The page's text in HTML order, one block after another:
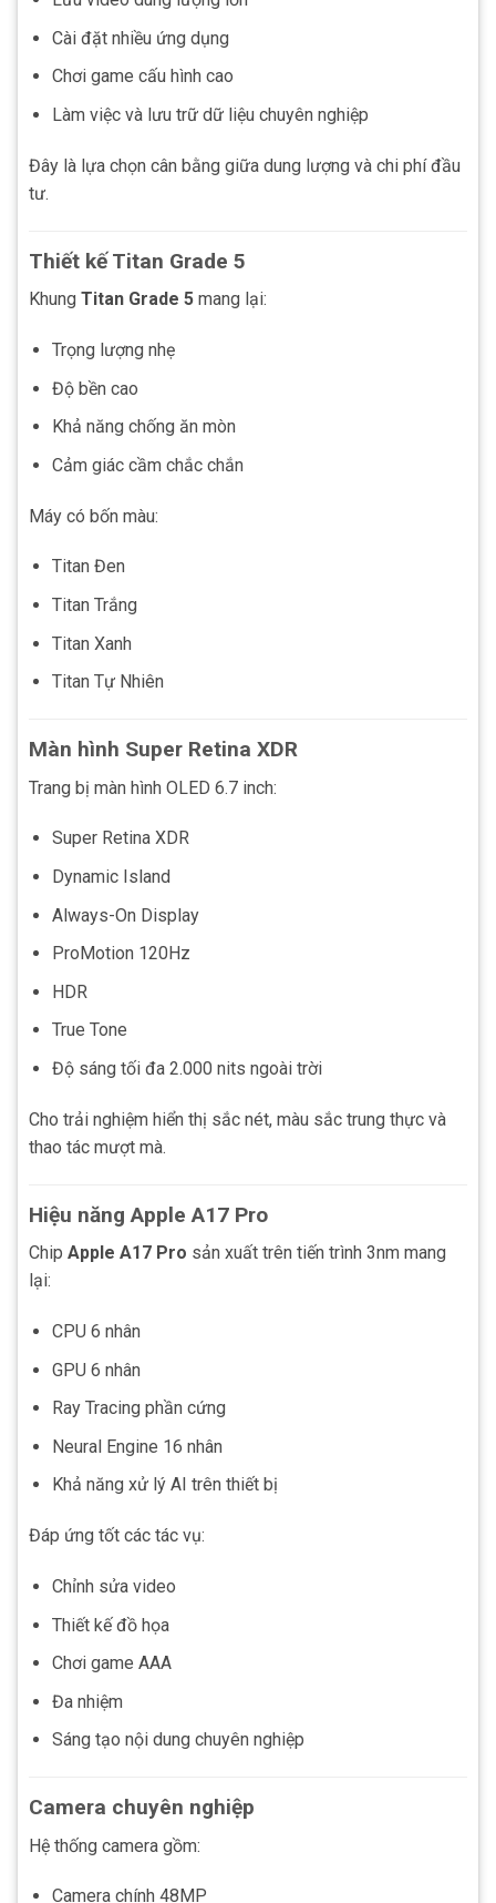
Cài đặt nhiều ứng dụng
Chơi game cấu hình cao
Làm việc và lưu trữ dữ liệu chuyên nghiệp
Đây là lựa chọn cân bằng giữa dung lượng và chi phí đầu
tư.
Thiết kế Titan Grade 5
Khung Titan Grade 5 mang lại:
Trọng lượng nhẹ
Độ bền cao
Khả năng chống ăn mòn
Cảm giác cầm chắc chắn
Máy có bốn màu:
Titan Đen
Titan Trắng
Titan Xanh
Titan Tự Nhiên
Màn hình Super Retina XDR
Trang bị màn hình OLED 6.7 inch:
Super Retina XDR
Dynamic Island
Always-On Display
ProMotion 120Hz
HDR
True Tone
Độ sáng tối đa 2.000 nits ngoài trời
Cho trải nghiệm hiển thị sắc nét, màu sắc trung thực và
thao tác mượt mà.
Hiệu năng Apple A17 Pro
Chip Apple A17 Pro sản xuất trên tiến trình 3nm mang
lại:
CPU 6 nhân
GPU 6 nhân
Ray Tracing phần cứng
Neural Engine 16 nhân
Khả năng xử lý AI trên thiết bị
Đáp ứng tốt các tác vụ:
Chỉnh sửa video
Thiết kế đồ họa
Chơi game AAA
Đa nhiệm
Sáng tạo nội dung chuyên nghiệp
Camera chuyên nghiệp
Hệ thống camera gồm:
Camera chính 48MP